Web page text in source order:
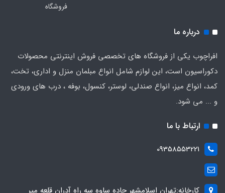
فروشگاه
درباره ما
افراچوب یکی از فروشگاه های تخصصی فروش اینترنتی محصولات
دکوراسیون است، این لوازم شامل انواع مبلمان منزل و اداری، تخت،
کمد، انواع میز، انواع صندلی، لوستر، کنسول، بوفه ، درب های ورودی
و ... می شود.
ارتباط با ما
09358553221
کارخانه:تهران اسلامشهر جاده ساوه سه راه آدران قلعه میر